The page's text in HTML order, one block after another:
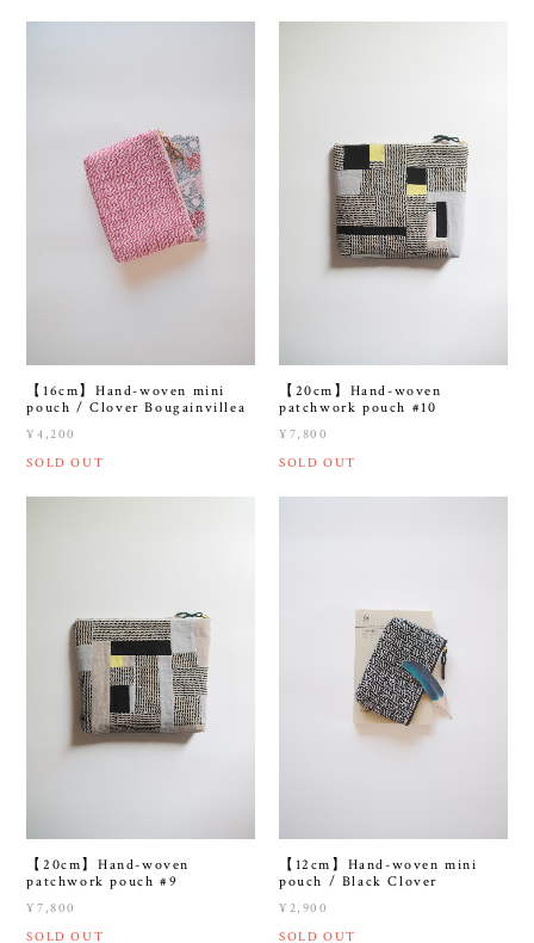
【16cm】Hand-woven mini
pouch / Clover Bougainvillea
¥4,200
SOLD OUT
【20cm】Hand-woven
patchwork pouch #10
¥7,800
SOLD OUT
【20cm】Hand-woven
patchwork pouch #9
¥7,800
SOLD OUT
【12cm】Hand-woven mini
pouch / Black Clover
¥2,900
SOLD OUT